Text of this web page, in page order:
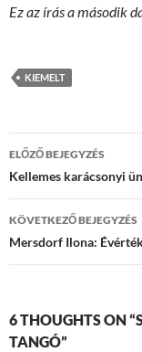
Ez az írás a második
KIEMELT
Bejegyzések
navigációja
ELŐZŐ BEJEGYZÉS
Kellemes karácsonyi
KÖVETKEZŐ BEJEGYZÉS
Mersdorf Ilona:
6 THOUGHTS ON
TANGÓ”